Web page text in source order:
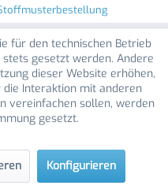
für den technischen Betrieb
gesetzt werden. Andere
dieser Website erhöhen,
Interaktion mit anderen
vereinfachen sollen, werden
gesetzt.
Konfigurieren